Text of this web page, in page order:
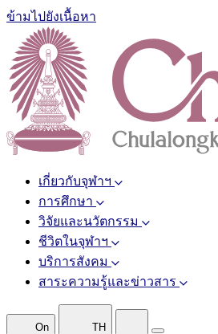
ข้ามไปยังเนื้อหา
เกี่ยวกับจุฬาฯ
การศึกษา
วิจัยและนวัตกรรม
ชีวิตในจุฬาฯ
บริการสังคม
สาระความรู้และข่าวสาร
On TH